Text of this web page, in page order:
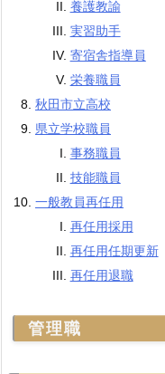
養護教諭
実習助手
寄宿舎指導員
栄養職員
秋田市立高校
県立学校職員
事務職員
技能職員
一般教員再任用
再任用採用
再任用任期更新
再任用退職
管理職